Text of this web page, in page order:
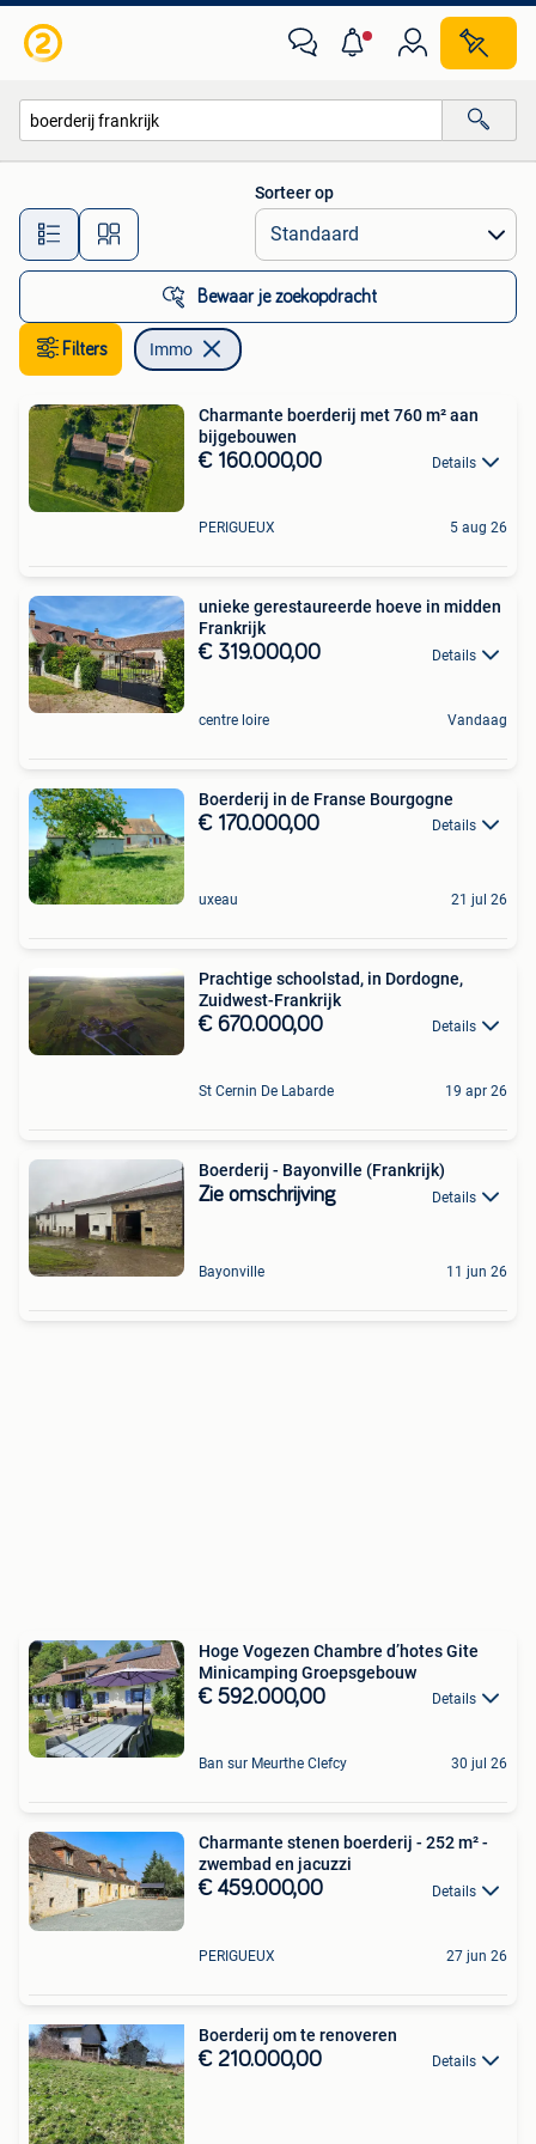
Alle afstanden…
Sorteer op
Bewaar je zoekopdracht
Filters Immo
Charmante boerderij met 760 m² aan
bijgebouwen
€ 160.000,00 Details
PERIGUEUX 5 aug 26
unieke gerestaureerde hoeve in midden
Frankrijk
€ 319.000,00 Details
centre loire Vandaag
Boerderij in de Franse Bourgogne
€ 170.000,00 Details
uxeau 21 jul 26
Prachtige schoolstad, in Dordogne,
Zuidwest-Frankrijk
€ 670.000,00 Details
St Cernin De Labarde 19 apr 26
Boerderij - Bayonville (Frankrijk)
Zie omschrijving Details
Bayonville 11 jun 26
Hoge Vogezen Chambre d’hotes Gite
Minicamping Groepsgebouw
€ 592.000,00 Details
Ban sur Meurthe Clefcy 30 jul 26
Charmante stenen boerderij - 252 m² -
zwembad en jacuzzi
€ 459.000,00 Details
PERIGUEUX 27 jun 26
Boerderij om te renoveren
€ 210.000,00 Details